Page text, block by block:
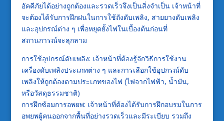
อัคคีภัยได้อย่างถูกต้องและรวดเร็วจึงเป็นสิ่งจำเป็น เจ้าหน้าที่
จะต้องได้รับการฝึกฝนในการใช้ถังดับเพลิง, สายยางดับเพลิง
และอุปกรณ์ต่าง ๆ เพื่อหยุดยั้งไฟในเบื้องต้นก่อนที่
สถานการณ์จะลุกลาม
การใช้อุปกรณ์ดับเพลิง: เจ้าหน้าที่ต้องรู้จักวิธีการใช้งาน
เครื่องดับเพลิงประเภทต่าง ๆ และการเลือกใช้อุปกรณ์ดับ
เพลิงให้ถูกต้องตามประเภทของไฟ (ไฟจากไฟฟ้า, น้ำมัน,
หรือวัสดุธรรมชาติ)
การฝึกซ้อมการอพยพ: เจ้าหน้าที่ต้องได้รับการฝึกอบรมในการ
อพยพผู้คนออกจากพื้นที่อย่างรวดเร็วและมีระเบียบ รวมถึง